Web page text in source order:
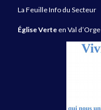
La Feuille Info du Secteur
Église Verte en Val d’Orge